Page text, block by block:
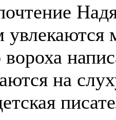
вороха
на